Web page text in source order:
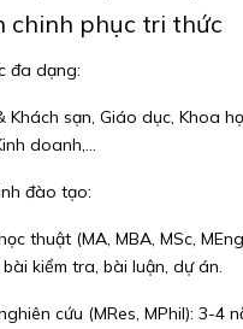
chinh phục tri thức
đa dạng:
Khách sạn, Giáo dục, Khoa
doanh,...
đào tạo:
thuật (MA, MBA, MSc,
kiểm tra, bài luận, dự án.
cứu (MRes, MPhil): 3-4